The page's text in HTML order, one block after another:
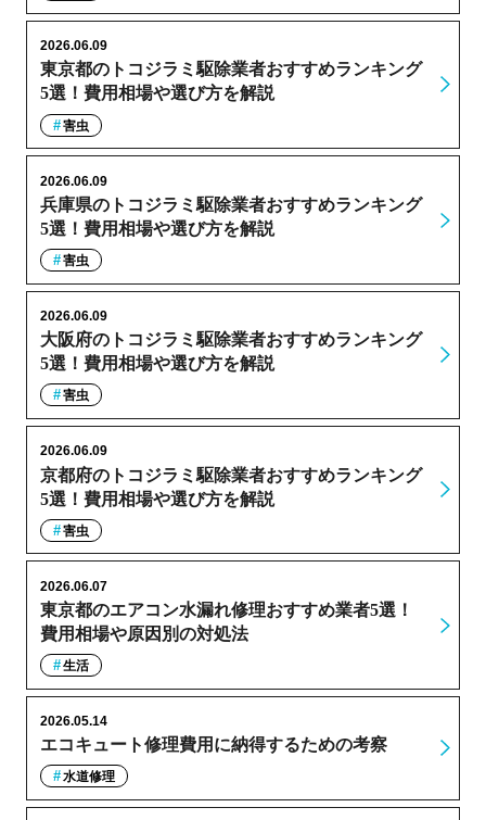
東京都のトコジラミ駆除業者おすすめランキング
5選！費用相場や選び方を解説
2026.06.09
害虫
兵庫県のトコジラミ駆除業者おすすめランキング
5選！費用相場や選び方を解説
2026.06.09
害虫
大阪府のトコジラミ駆除業者おすすめランキング
5選！費用相場や選び方を解説
2026.06.09
害虫
京都府のトコジラミ駆除業者おすすめランキング
5選！費用相場や選び方を解説
2026.06.09
害虫
東京都のエアコン水漏れ修理おすすめ業者5選！
費用相場や原因別の対処法
2026.06.07
生活
エコキュート修理費用に納得するための考察
2026.05.14
水道修理